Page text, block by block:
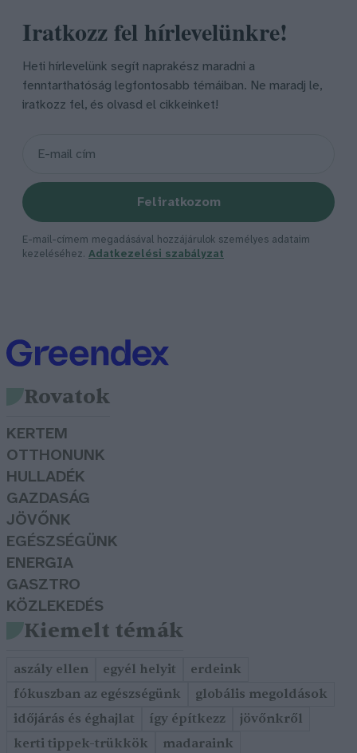
Iratkozz fel hírlevelünkre!
Heti hírlevelünk segít naprakész maradni a
fenntarthatóság legfontosabb témáiban. Ne maradj le,
iratkozz fel, és olvasd el cikkeinket!
Feliratkozom
E-mail-címem megadásával hozzájárulok személyes adataim
kezeléséhez. Adatkezelési szabályzat
Rovatok
KERTEM
OTTHONUNK
HULLADÉK
GAZDASÁG
JÖVŐNK
EGÉSZSÉGÜNK
ENERGIA
GASZTRO
KÖZLEKEDÉS
Kiemelt témák
aszály ellen egyél helyit
erdeink
fókuszban az egészségünk
globális megoldások
időjárás és éghajlat
így építkezz
jövőnkről
kerti tippek-trükkök
madaraink